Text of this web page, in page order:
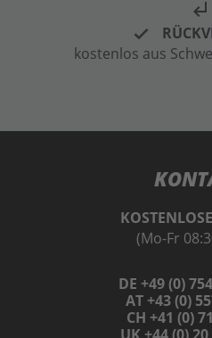
subdirectory_arrow_left
kostenlos aus
(Mo-Fr
DE +49 (0)
AT +43 (0)
CH +41 (0)